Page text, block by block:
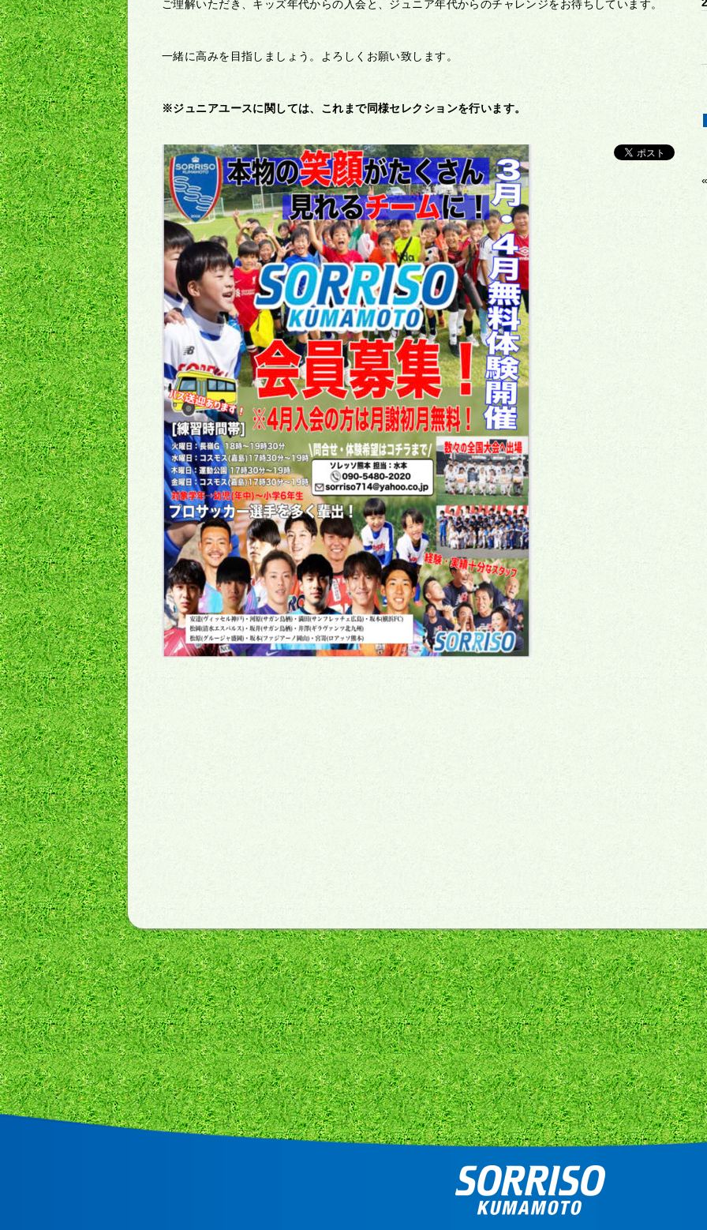
ご理解いただき、キッズ年代からの入会と、ジュニア年代からのチャレンジをお待ちしています。
一緒に高みを目指しましょう。よろしくお願い致します。
※ジュニアユースに関しては、これまで同様セレクションを行います。